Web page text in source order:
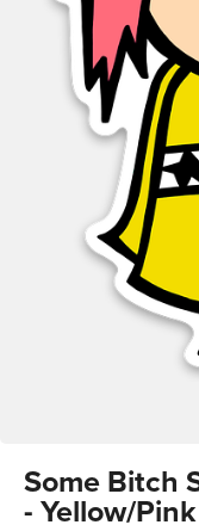
Some Bitch
- Yellow/